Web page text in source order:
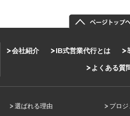
会社紹介 IB式営業代行とは
よくある質
選ばれる理由 プロ